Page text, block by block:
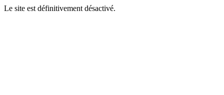
Le site est définitivement désactivé.